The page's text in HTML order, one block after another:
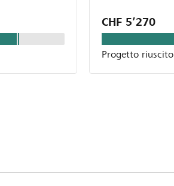
CHF 5’270
Progetto riuscito